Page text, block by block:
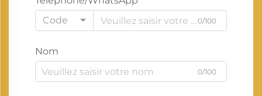
Code
0/100
Nom
0/100